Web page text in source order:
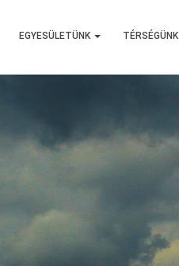
EGYESÜLETÜNK TÉRSÉGÜNK